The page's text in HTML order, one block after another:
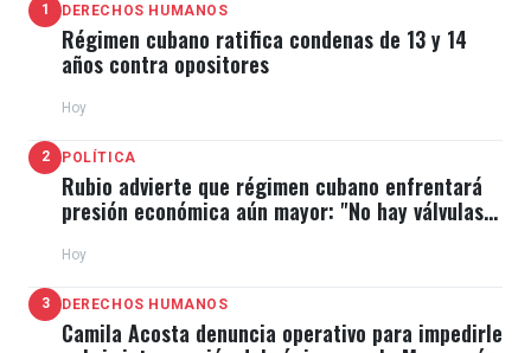
1 DERECHOS HUMANOS
Régimen cubano ratifica condenas de 13 y 14
años contra opositores
Hoy
2 POLÍTICA
Rubio advierte que régimen cubano enfrentará
presión económica aún mayor: "No hay válvulas
Hoy
3 DERECHOS HUMANOS
Camila Acosta denuncia operativo para impedirle